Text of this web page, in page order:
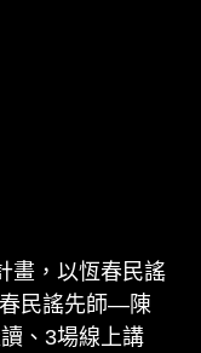
畫，以恆春民謠
民謠先師—陳
、3場線上講